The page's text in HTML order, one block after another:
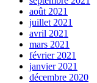
août 2021
juillet 2021
avril 2021
mars 2021
février 2021
janvier 2021
décembre 2020